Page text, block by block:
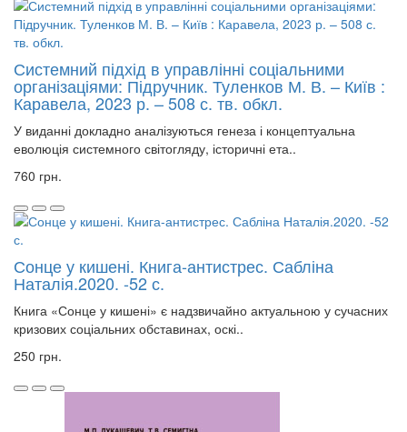
Системний підхід в управлінні соціальними
організаціями: Підручник. Туленков М. В. – Київ :
Каравела, 2023 р. – 508 с. тв. обкл.
У виданні докладно аналізуються генеза і концептуальна
еволюція системного світогляду, історичні ета..
760 грн.
Сонце у кишені. Книга-антистрес. Сабліна
Наталія.2020. -52 с.
Книга «Сонце у кишені» є надзвичайно актуальною у сучасних
кризових соціальних обставинах, оскі..
250 грн.